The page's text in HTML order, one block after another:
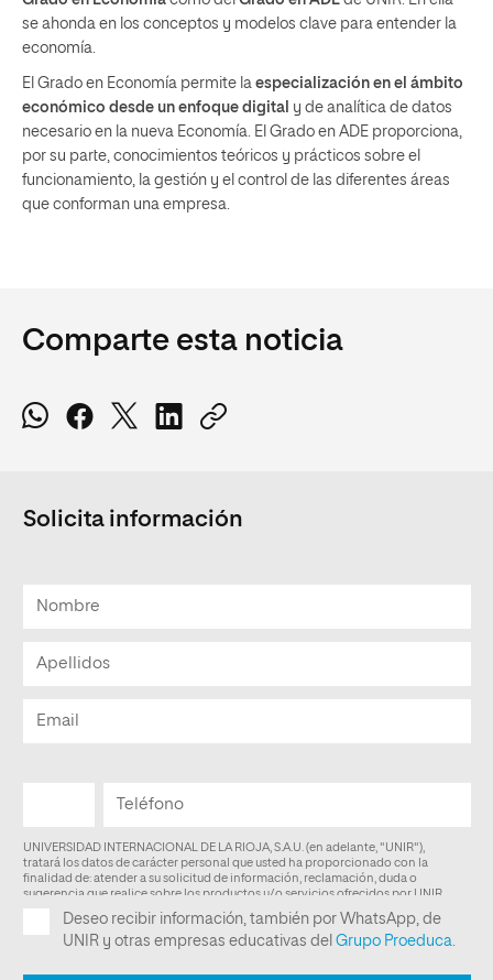
se ahonda en los conceptos y modelos clave para entender la
economía.
El Grado en Economía permite la especialización en el ámbito
económico desde un enfoque digital y de analítica de datos
necesario en la nueva Economía. El Grado en ADE proporciona,
por su parte, conocimientos teóricos y prácticos sobre el
funcionamiento, la gestión y el control de las diferentes áreas
que conforman una empresa.
Comparte esta noticia
Solicita información